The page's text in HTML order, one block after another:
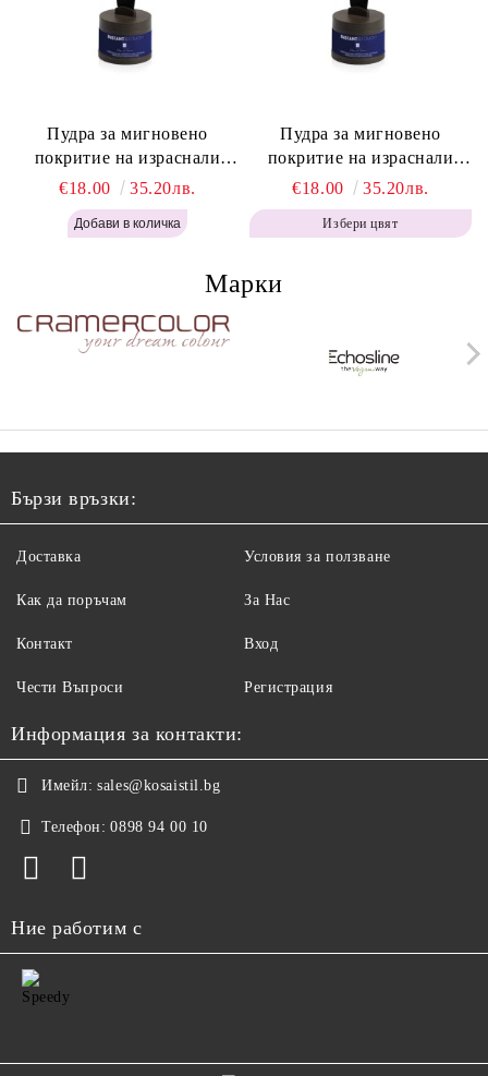
Пудра за мигновено
покритие на израснали
корени Топло Кафяво -
Labor Pro Instant Retouch
Powder - Warm Brown H643
€18.00 35.20лв.
Пудра за мигновено
покритие на израснали
корени Кафяво - Labor Pro
Instant Retouch Powder -
Brown H642
€18.00 35.20лв.
Избери цвят
Марки
Бързи връзки:
Доставка
Как да поръчам
Контакт
Чести Въпроси
Условия за ползване
За Нас
Вход
Регистрация
Информация за контакти:
Имейл: sales@kosaistil.bg
Телефон: 0898 94 00 10
Ние работим с